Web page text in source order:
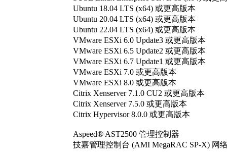
Ubuntu 18.04 LTS (x64) 或更高版本
Ubuntu 20.04 LTS (x64) 或更高版本
Ubuntu 22.04 LTS (x64) 或更高版本
VMware ESXi 6.0 Update3 或更高版本
VMware ESXi 6.5 Update2 或更高版本
VMware ESXi 6.7 Update1 或更高版本
VMware ESXi 7.0 或更高版本
VMware ESXi 8.0 或更高版本
Citrix Xenserver 7.1.0 CU2 或更高版本
Citrix Xenserver 7.5.0 或更高版本
Citrix Hypervisor 8.0.0 或更高版本
Aspeed® AST2500 管理控制器
技嘉管理控制台 (AMI MegaRAC SP-X) 网